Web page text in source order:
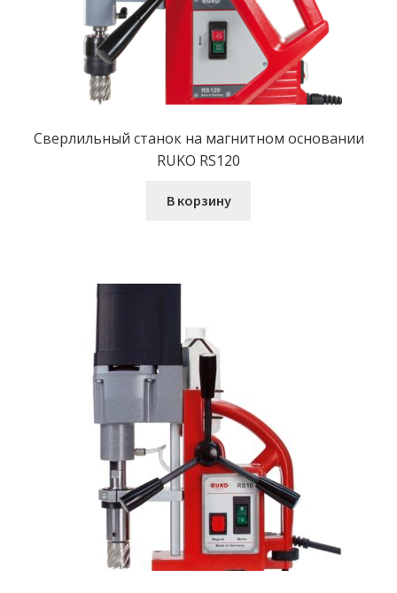
Сверлильный станок на магнитном основании
RUKO RS120
В корзину